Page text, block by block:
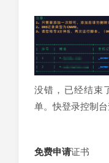
没错，已经结束
单。快登录控制台
免费申请证书